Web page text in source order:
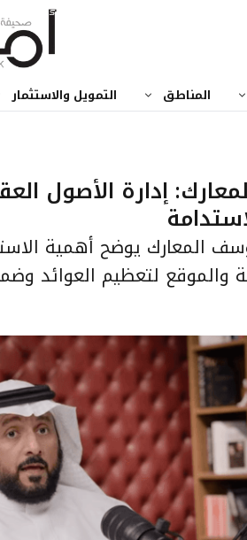
المناطق التمويل والاستثمار
إدارة الأصول
المعارك يوضح أهمية
والموقع لتعظيم العوائد